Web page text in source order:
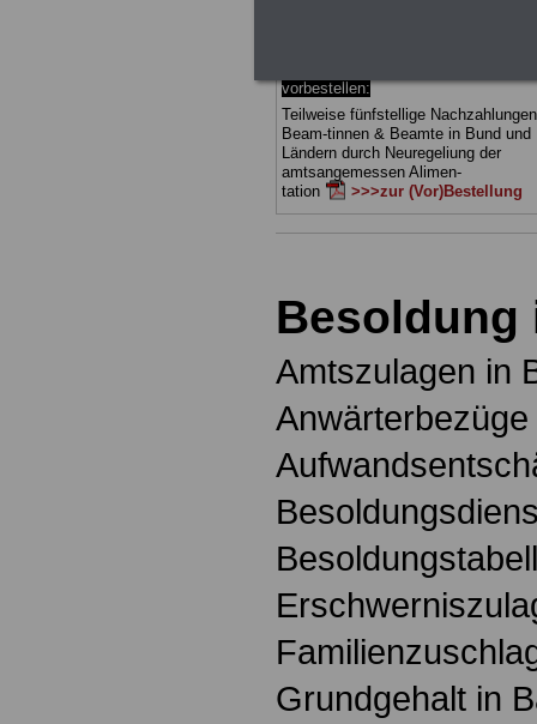
vorbestellen:
Teilweise fünfstellige
Beam-tinnen & Beamte in Bund und
Ländern durch Neuregeliung der
amtsangemessen Alimen-
tation
>>>zur (Vor)Bestellung
Besoldung
Amtszulagen in
Grundgehalt in